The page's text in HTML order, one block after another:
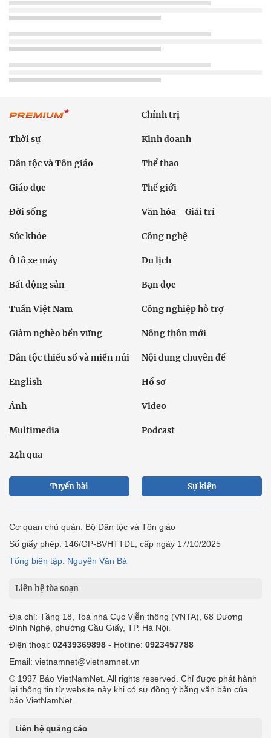
Chính trị
Thời sự Kinh doanh
Dân tộc và Tôn giáo Thể thao
Giáo dục Thế giới
Đời sống Văn hóa - Giải trí
Sức khỏe Công nghệ
Ô tô xe máy Du lịch
Bất động sản Bạn đọc
Tuần Việt Nam Công nghiệp hỗ trợ
Giảm nghèo bền vững Nông thôn mới
Dân tộc thiểu số và miền núi Nội dung chuyên đề
English Hồ sơ
Ảnh Video
Multimedia Podcast
24h qua
Tuyến bài Sự kiện
Cơ quan chủ quản: Bộ Dân tộc và Tôn giáo
Số giấy phép: 146/GP-BVHTTDL, cấp ngày 17/10/2025
Tổng biên tập: Nguyễn Văn Bá
Liên hệ tòa soạn
Địa chỉ: Tầng 18, Toà nhà Cục Viễn thông (VNTA), 68 Dương
Đình Nghệ, phường Cầu Giấy, TP. Hà Nội.
Điện thoại: 02439369898 - Hotline: 0923457788
Email: vietnamnet@vietnamnet.vn
© 1997 Báo VietNamNet. All rights reserved. Chỉ được phát hành
lại thông tin từ website này khi có sự đồng ý bằng văn bản của
báo VietNamNet.
Liên hệ quảng cáo